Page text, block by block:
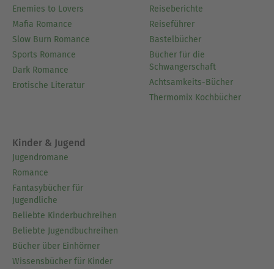
Enemies to Lovers
Mafia Romance
Slow Burn Romance
Sports Romance
Dark Romance
Erotische Literatur
Reiseberichte
Reiseführer
Bastelbücher
Bücher für die
Schwangerschaft
Achtsamkeits-Bücher
Thermomix Kochbücher
Kinder & Jugend
Jugendromane
Romance
Fantasybücher für
Jugendliche
Beliebte Kinderbuchreihen
Beliebte Jugendbuchreihen
Bücher über Einhörner
Wissensbücher für Kinder